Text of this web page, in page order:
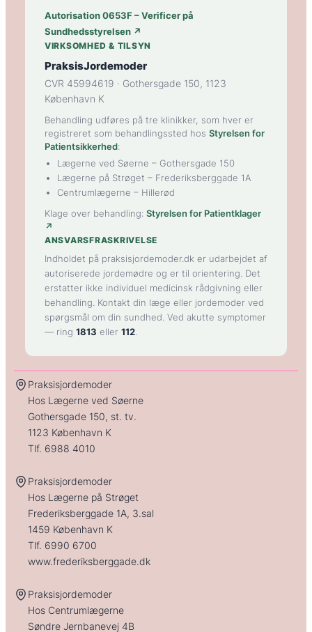
Autorisation 0653F – Verificer på
Sundhedsstyrelsen ↗
VIRKSOMHED & TILSYN
PraksisJordemoder
CVR 45994619 · Gothersgade 150, 1123
København K
Behandling udføres på tre klinikker, som hver er
registreret som behandlingssted hos Styrelsen for
Patientsikkerhed:
Lægerne ved Søerne – Gothersgade 150
Lægerne på Strøget – Frederiksberggade 1A
Centrumlægerne – Hillerød
Klage over behandling: Styrelsen for Patientklager
↗
ANSVARSFRASKRIVELSE
Indholdet på praksisjordemoder.dk er udarbejdet af
autoriserede jordemødre og er til orientering. Det
erstatter ikke individuel medicinsk rådgivning eller
behandling. Kontakt din læge eller jordemoder ved
spørgsmål om din sundhed. Ved akutte symptomer
— ring 1813 eller 112
Praksisjordemoder
Hos Lægerne ved Søerne
Gothersgade 150, st. tv.
1123 København K
Tlf. 6988 4010
Praksisjordemoder
Hos Lægerne på Strøget
Frederiksberggade 1A, 3.sal
1459 København K
Tlf. 6990 6700
www.frederiksberggade.dk
Praksisjordemoder
Hos Centrumlægerne
Søndre Jernbanevej 4B